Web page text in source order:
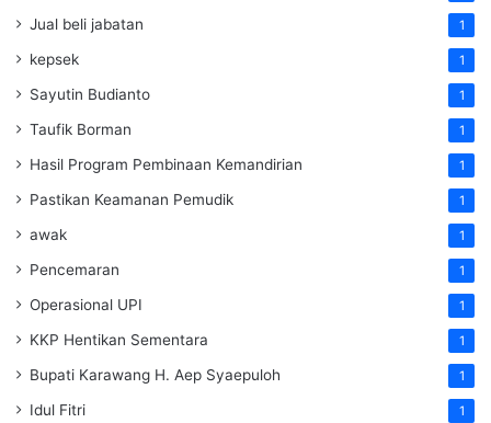
Jual beli jabatan 1
kepsek 1
Sayutin Budianto 1
Taufik Borman 1
Hasil Program Pembinaan Kemandirian 1
Pastikan Keamanan Pemudik 1
awak 1
Pencemaran 1
Operasional UPI 1
KKP Hentikan Sementara 1
Bupati Karawang H. Aep Syaepuloh 1
Idul Fitri 1